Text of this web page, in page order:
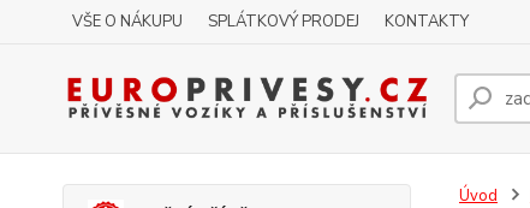
VŠE O NÁKUPU SPLÁTKOVÝ PRODEJ KONTAKTY
Úvod